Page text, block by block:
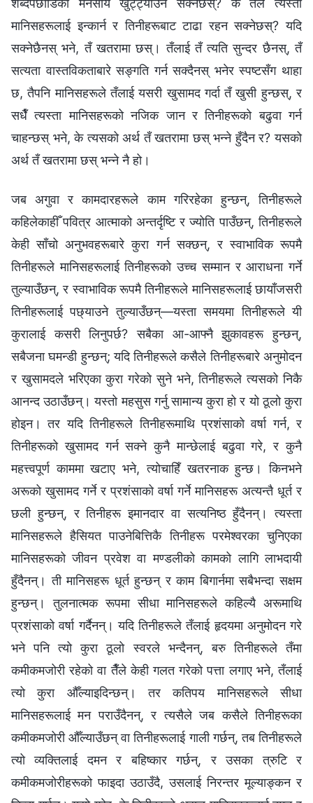
मानिसहरूलाई इन्कार्न र तिनीहरूबाट टाढा रहन सक्नेछस्? यदि
सक्नेछैनस् भने, तँ खतरामा छस्। तँलाई तँ त्यति सुन्दर छैनस्, तँ
सत्यता वास्तविकताबारे सङ्गति गर्न सक्दैनस् भनेर स्पष्टसँग थाहा
छ, तैपनि मानिसहरूले तँलाई यसरी खुसामद गर्दा तँ खुसी हुन्छस्, र
सधैँ त्यस्ता मानिसहरूको नजिक जान र तिनीहरूको बढुवा गर्न
चाहन्छस् भने, के त्यसको अर्थ तँ खतरामा छस् भन्ने हुँदैन र? यसको
अर्थ तँ खतरामा छस् भन्ने नै हो।
जब अगुवा र कामदारहरूले काम गरिरहेका हुन्छन्, तिनीहरूले
कहिलेकाहीँ पवित्र आत्माको अन्तर्दृष्टि र ज्योति पाउँछन्, तिनीहरूले
केही साँचो अनुभवहरूबारे कुरा गर्न सक्छन्, र स्वाभाविक रूपमै
तिनीहरूले मानिसहरूलाई तिनीहरूको उच्च सम्मान र आराधना गर्ने
तुल्याउँछन्, र स्वाभाविक रूपमै तिनीहरूले मानिसहरूलाई छायाँजसरी
तिनीहरूलाई पछ्याउने तुल्याउँछन्—यस्ता समयमा तिनीहरूले यी
कुरालाई कसरी लिनुपर्छ? सबैका आ-आफ्नै झुकावहरू हुन्छन्,
सबैजना घमन्डी हुन्छन्; यदि तिनीहरूले कसैले तिनीहरूबारे अनुमोदन
र खुसामदले भरिएका कुरा गरेको सुने भने, तिनीहरूले त्यसको निकै
आनन्द उठाउँछन्। यस्तो महसुस गर्नु सामान्य कुरा हो र यो ठूलो कुरा
होइन। तर यदि तिनीहरूले तिनीहरूमाथि प्रशंसाको वर्षा गर्न, र
तिनीहरूको खुसामद गर्न सक्ने कुनै मान्छेलाई बढुवा गरे, र कुनै
महत्त्वपूर्ण काममा खटाए भने, त्योचाहिँ खतरनाक हुन्छ। किनभने
अरूको खुसामद गर्ने र प्रशंसाको वर्षा गर्ने मानिसहरू अत्यन्तै धूर्त र
छली हुन्छन्, र तिनीहरू इमानदार वा सत्यनिष्ठ हुँदैनन्। त्यस्ता
मानिसहरूले हैसियत पाउनेबित्तिकै तिनीहरू परमेश्‍वरका चुनिएका
मानिसहरूको जीवन प्रवेश वा मण्डलीको कामको लागि लाभदायी
हुँदैनन्। ती मानिसहरू धूर्त हुन्छन् र काम बिगार्नमा सबैभन्दा सक्षम
हुन्छन्। तुलनात्मक रूपमा सीधा मानिसहरूले कहिल्यै अरूमाथि
प्रशंसाको वर्षा गर्दैनन्। यदि तिनीहरूले तँलाई हृदयमा अनुमोदन गरे
भने पनि त्यो कुरा ठूलो स्वरले भन्दैनन्, बरु तिनीहरूले तँमा
कमीकमजोरी रहेको वा तैँले केही गलत गरेको पत्ता लगाए भने, तँलाई
त्यो कुरा औँल्याइदिन्छन्। तर कतिपय मानिसहरूले सीधा
मानिसहरूलाई मन पराउँदैनन्, र त्यसैले जब कसैले तिनीहरूका
कमीकमजोरी औँल्याउँछन् वा तिनीहरूलाई गाली गर्छन्, तब तिनीहरूले
त्यो व्यक्तिलाई दमन र बहिष्कार गर्छन्, र उसका त्रुटि र
कमीकमजोरीहरूको फाइदा उठाउँदै, उसलाई निरन्तर मूल्याङ्कन र